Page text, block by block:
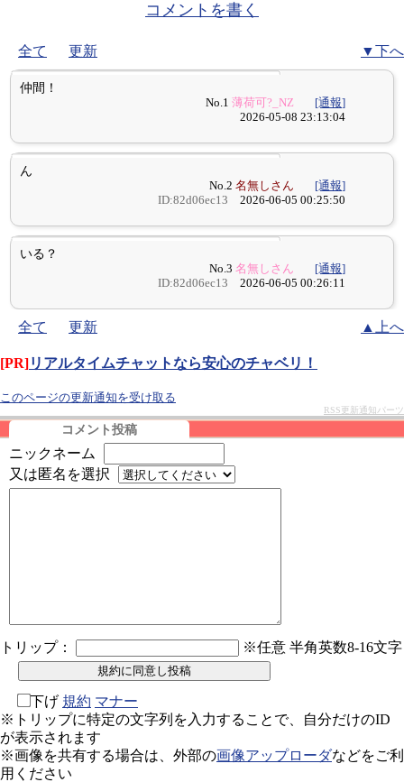
コメントを書く
全て 更新 ▼下へ
仲間！
No.1薄荷可?_NZ
[通報]
2026-05-08 23:13:04
ん
No.2名無しさん
[通報]
ID:82d06ec13 2026-06-05 00:25:50
いる？
No.3名無しさん
[通報]
ID:82d06ec13 2026-06-05 00:26:11
全て 更新 ▲上へ
[PR]リアルタイムチャットなら安心のチャベリ！
このページの更新通知を受け取る
RSS更新通知パーツ
コメント投稿
ニックネーム
又は匿名を選択
トリップ： ※任意 半角英数8-16文字
下げ 規約 マナー
※トリップに特定の文字列を入力することで、自分だけのID
が表示されます
※画像を共有する場合は、外部の画像アップローダなどをご利
用ください